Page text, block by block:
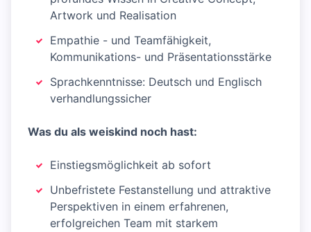
Artwork und Realisation
Empathie - und Teamfähigkeit,
Kommunikations- und Präsentationsstärke
Sprachkenntnisse: Deutsch und Englisch
verhandlungssicher
Was du als weiskind noch hast:
Einstiegsmöglichkeit ab sofort
Unbefristete Festanstellung und attraktive
Perspektiven in einem erfahrenen,
erfolgreichen Team mit starkem